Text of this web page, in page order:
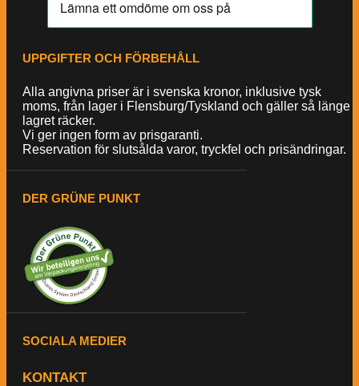
UPPGIFTER OCH FÖRBEHÅLL
Alla angivna priser är i svenska kronor, inklusive tysk
moms, från lager i Flensburg/Tyskland och gäller så länge
lagret räcker.
Vi ger ingen form av prisgaranti.
Reservation för slutsålda varor, tryckfel och prisändringar.
DER GRÜNE PUNKT
SOCIALA MEDIER
KONTAKT